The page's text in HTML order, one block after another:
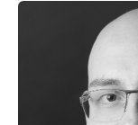
M. Sc.